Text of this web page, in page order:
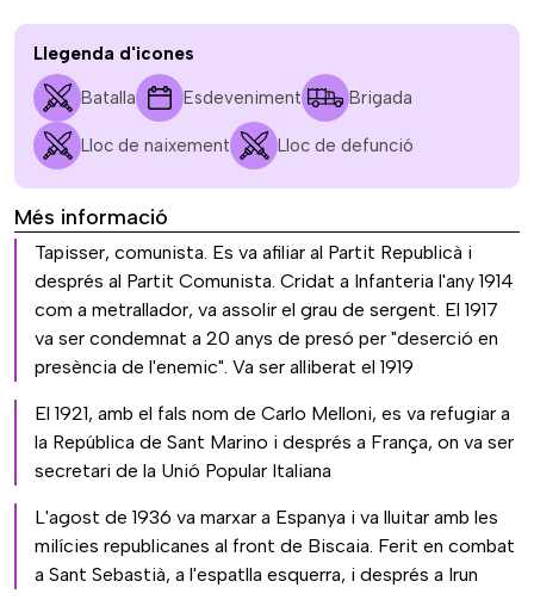
Llegenda d'icones
Batalla Esdeveniment Brigada
Lloc de naixement Lloc de defunció
Més informació
Tapisser, comunista. Es va afiliar al Partit Republicà i
després al Partit Comunista. Cridat a Infanteria l'any 1914
com a metrallador, va assolir el grau de sergent. El 1917
va ser condemnat a 20 anys de presó per "deserció en
presència de l'enemic". Va ser alliberat el 1919
El 1921, amb el fals nom de Carlo Melloni, es va refugiar a
la República de Sant Marino i després a França, on va ser
secretari de la Unió Popular Italiana
L'agost de 1936 va marxar a Espanya i va lluitar amb les
milícies republicanes al front de Biscaia. Ferit en combat
a Sant Sebastià, a l'espatlla esquerra, i després a Irun